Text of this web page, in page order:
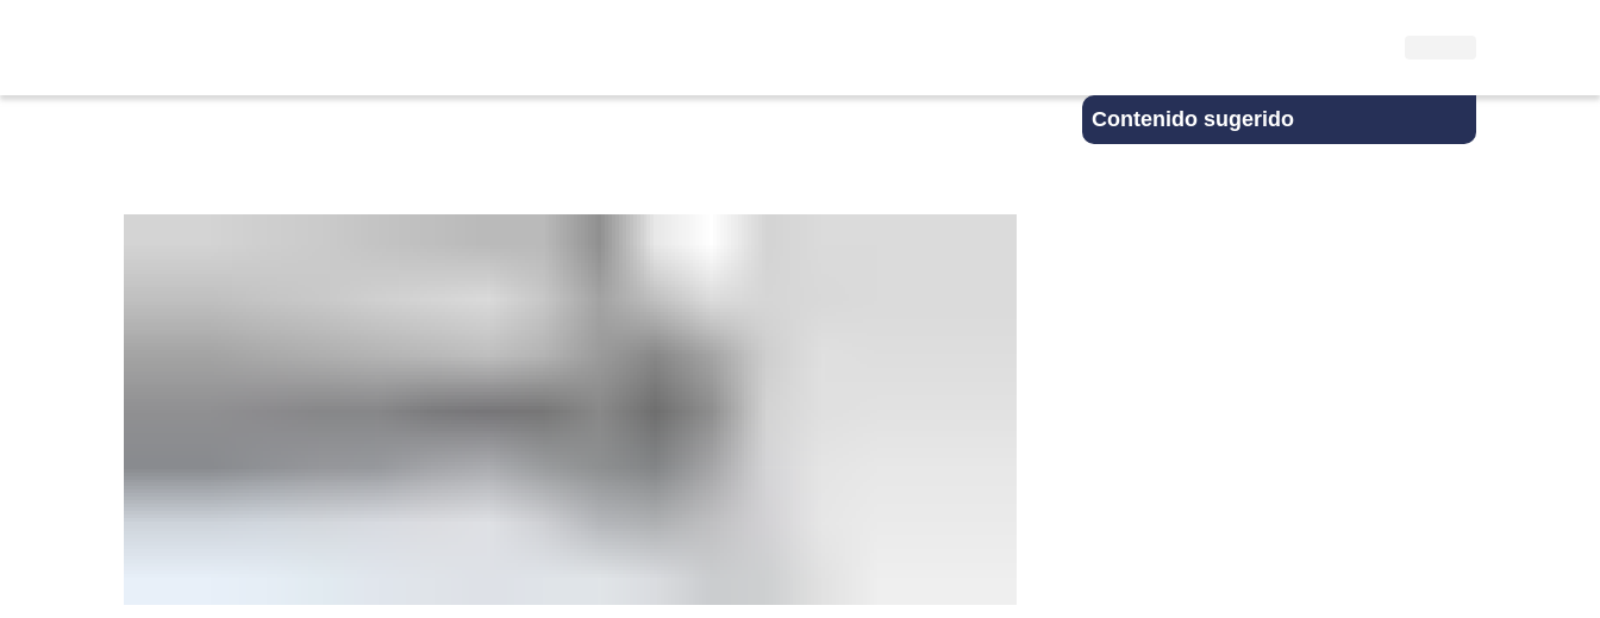
Contenido sugerido